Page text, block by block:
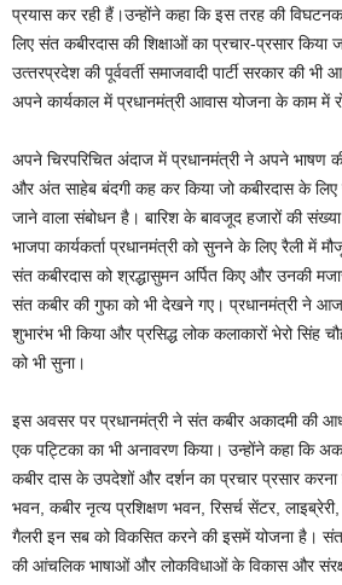
प्रयास कर रही हैं।उन्‍होंने कहा कि इस तरह की
लिए संत कबीरदास की शिक्षाओं का प्रचार-प्रसार किया
उत्‍तरप्रदेश की पूर्ववर्ती समाजवादी पार्टी सरकार की
अपने कार्यकाल में प्रधानमंत्री आवास योजना के काम में
अपने चिरपरिचित अंदाज में प्रधानमंत्री ने अपने भाषण
और अंत साहेब बंदगी कह कर किया जो कबीरदास के लिए
जाने वाला संबोधन है। बारिश के बावजूद हजारों की
भाजपा कार्यकर्ता प्रधानमंत्री को सुनने के लिए रैली में
संत कबीरदास को श्रद्धासुमन अर्पित किए और उनकी
संत कबीर की गुफा को भी देखने गए। प्रधानमंत्री ने आज
शुभारंभ भी किया और प्रसिद्ध लोक कलाकारों भेरो सिंह
को भी सुना।
इस अवसर पर प्रधानमंत्री ने संत कबीर अकादमी की
एक पट्टिका का भी अनावरण किया। उन्‍होंने कहा कि
कबीर दास के उपदेशों और दर्शन का प्रचार प्रसार
भवन, कबीर नृत्‍य प्रशिक्षण भवन, रिसर्च सेंटर,
गैलरी इन सब को विकसित करने की इसमें योजना है।
की आंचलिक भाषाओं और लोकविधाओं के विकास और